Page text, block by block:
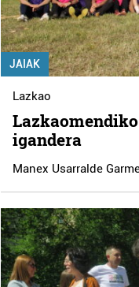
JAIAK
Lazkao
igandera
Manex Usarralde